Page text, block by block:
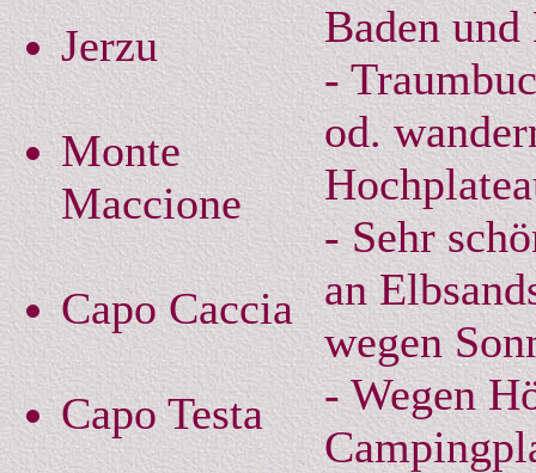
Jerzu
Monte
Maccione
Capo Caccia
Capo Testa
Baden
-
od.
- Sehr
an
wegen
- Wegen